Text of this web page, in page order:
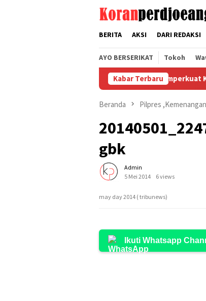
BERITA AKSI DARI REDAKSI
AYO BERSERIKAT Tokoh
Kabar Terbaru
Serikat Pekerja FSPMI Memperkuat
Beranda Pilpres
gbk
Admin
5 Mei 2014
6 views
may day 2014 ( tribunews)
Ikuti Whatsapp